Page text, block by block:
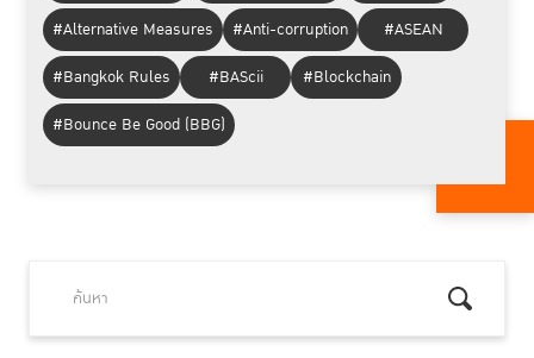
#Alternative Measures
#Anti-corruption
#ASEAN
#Bangkok Rules
#BAScii
#Blockchain
#Bounce Be Good (BBG)